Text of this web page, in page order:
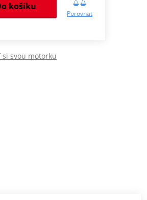
košíku
Porovnat
si svou motorku